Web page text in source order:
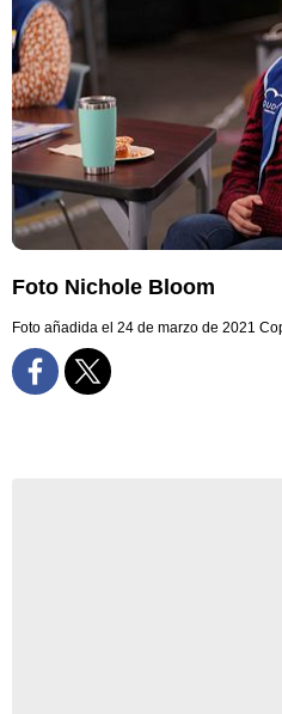
Foto Nichole Bloom
Foto añadida el 24 de marzo de 2021